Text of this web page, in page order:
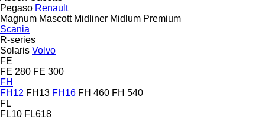
Pegaso Renault
Magnum Mascott Midliner Midlum Premium
Scania
R-series
Solaris Volvo
FE
FE 280 FE 300
FH
FH12 FH13 FH16 FH 460 FH 540
FL
FL10 FL618